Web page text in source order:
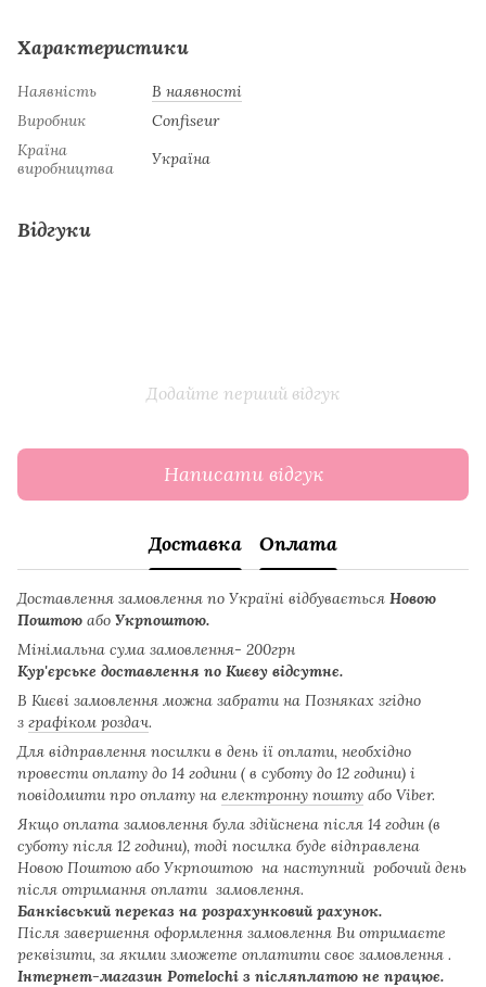
Характеристики
Наявність
В наявності
Виробник
Confiseur
Країна
виробництва
Україна
Відгуки
Додайте перший відгук
Написати відгук
Доставка Оплата
Доставлення замовлення по Україні відбувається Новою
Поштою або Укрпоштою.
Мінімальна сума замовлення- 200грн
Кур'єрське доставлення по Києву відсутнє.
В Києві замовлення можна забрати на Позняках згідно
з графіком роздач.
Для відправлення посилки в день ії оплати, необхідно
провести оплату до 14 години ( в суботу до 12 години) і
повідомити про оплату на електронну пошту або Viber.
Якщо оплата замовлення була здійснена після 14 годин (в
суботу після 12 години), тоді посилка буде відправлена
Новою Поштою або Укрпоштою на наступний робочий день
після отримання оплати замовлення.
Банківський переказ на розрахунковий рахунок.
Після завершення оформлення замовлення Ви отримаєте
реквізити, за якими зможете оплатити своє замовлення .
Інтернет-магазин Pomelochi з післяплатою не працює.